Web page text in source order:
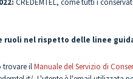
nel rispetto delle linee guida
trovare ilManuale del Servizio di